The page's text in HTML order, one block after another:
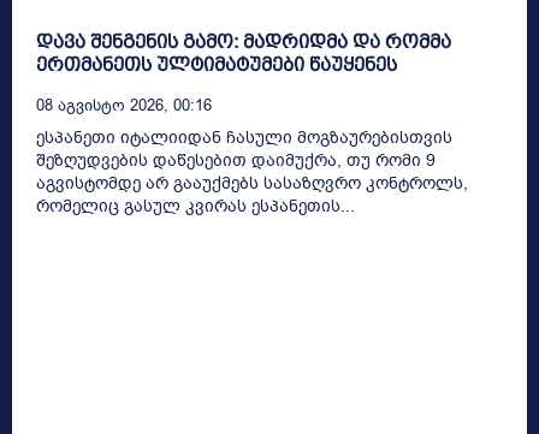
დავა შენგენის გამო: მადრიდმა და რომმა
ერთმანეთს ულტიმატუმები წაუყენეს
08 Აგვისტო 2026, 00:16
ესპანეთი იტალიიდან ჩასული მოგზაურებისთვის
შეზღუდვების დაწესებით დაიმუქრა, თუ რომი 9
აგვისტომდე არ გააუქმებს სასაზღვრო კონტროლს,
რომელიც გასულ კვირას ესპანეთის...